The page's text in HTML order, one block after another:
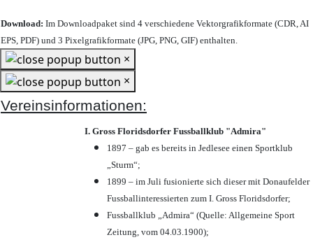
Download: Im Downloadpaket sind 4 verschiedene Vektorgrafikformate (CDR, AI
EPS, PDF) und 3 Pixelgrafikformate (JPG, PNG, GIF) enthalten.
×
×
Vereinsinformationen:
I. Gross Floridsdorfer Fussballklub "Admira"
1897 – gab es bereits in Jedlesee einen Sportklub
„Sturm“;
1899 – im Juli fusionierte sich dieser mit Donaufelder
Fussballinteressierten zum I. Gross Floridsdorfer;
Fussballklub „Admira“ (Quelle: Allgemeine Sport
Zeitung, vom 04.03.1900);